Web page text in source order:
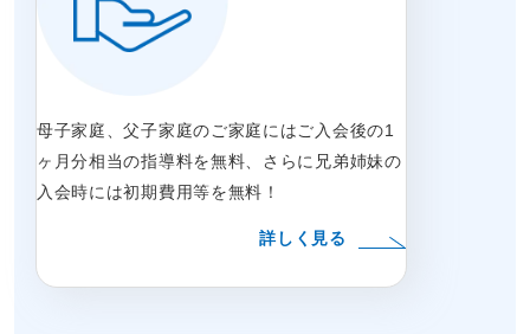
母子家庭、父子家庭のご家庭にはご入会後の1
ヶ月分相当の指導料を無料、さらに兄弟姉妹の
入会時には初期費用等を無料！
詳しく見る